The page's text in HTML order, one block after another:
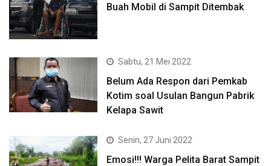
Buah Mobil di Sampit Ditembak
Sabtu, 21 Mei 2022
Belum Ada Respon dari Pemkab
Kotim soal Usulan Bangun Pabrik
Kelapa Sawit
Senin, 27 Juni 2022
Emosi!!! Warga Pelita Barat Sampit